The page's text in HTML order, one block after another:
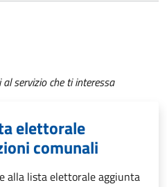
servizio che ti interessa
elettorale
comunali
alla lista elettorale aggiunta